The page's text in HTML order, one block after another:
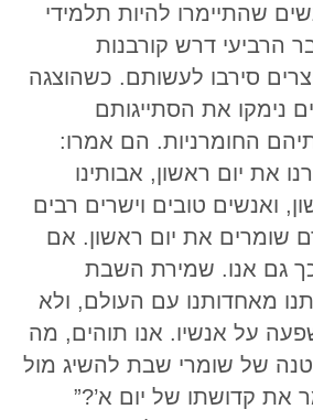
שהתיימרו להיות תלמידי
הרביעי דרש קורבנות
סירבו לעשותם. כשהוצגה
נימקו את הסתייגותם
החומרניות. הם אמרו:
את יום ראשון, אבותינו
ואנשים טובים וישרים רבים
שומרים את יום ראשון. אם
גם אנו. שמירת השבת
מאחדותנו עם העולם, ולא
על אנשיו. אנו תוהים, מה
של שומרי שבת להשיג מול
את קדושתו של יום א’?”